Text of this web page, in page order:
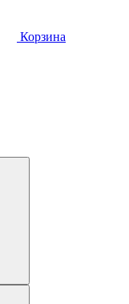
Корзина